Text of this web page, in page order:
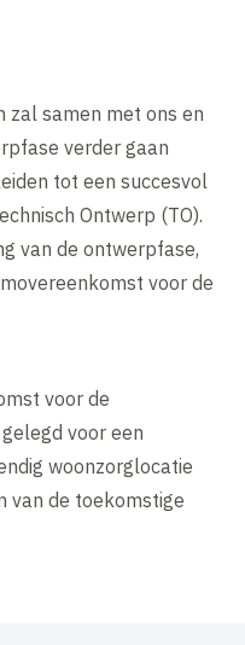
zal samen met ons en
verder gaan
tot een succesvol
Ontwerp (TO).
van de ontwerpfase,
voor de
voor de
voor een
woonzorglocatie
van de toekomstige